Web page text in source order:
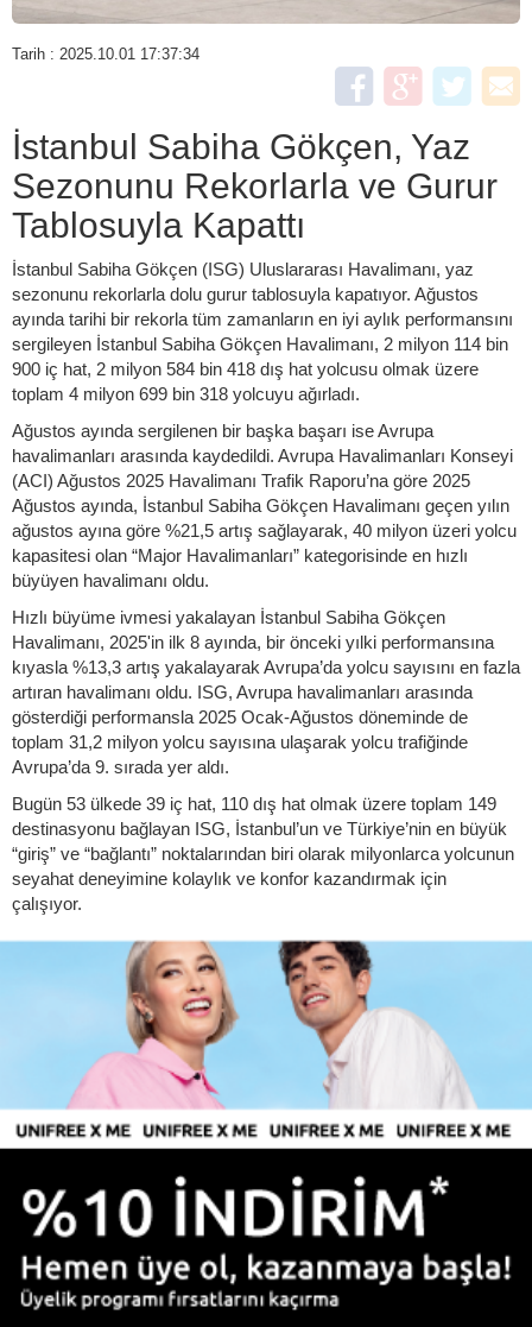
Tarih : 2025.10.01 17:37:34
İstanbul Sabiha Gökçen, Yaz
Sezonunu Rekorlarla ve Gurur
Tablosuyla Kapattı
İstanbul Sabiha Gökçen (ISG) Uluslararası Havalimanı, yaz
sezonunu rekorlarla dolu gurur tablosuyla kapatıyor. Ağustos
ayında tarihi bir rekorla tüm zamanların en iyi aylık performansını
sergileyen İstanbul Sabiha Gökçen Havalimanı, 2 milyon 114 bin
900 iç hat, 2 milyon 584 bin 418 dış hat yolcusu olmak üzere
toplam 4 milyon 699 bin 318 yolcuyu ağırladı.
Ağustos ayında sergilenen bir başka başarı ise Avrupa
havalimanları arasında kaydedildi. Avrupa Havalimanları Konseyi
(ACI) Ağustos 2025 Havalimanı Trafik Raporu’na göre 2025
Ağustos ayında, İstanbul Sabiha Gökçen Havalimanı geçen yılın
ağustos ayına göre %21,5 artış sağlayarak, 40 milyon üzeri yolcu
kapasitesi olan “Major Havalimanları” kategorisinde en hızlı
büyüyen havalimanı oldu.
Hızlı büyüme ivmesi yakalayan İstanbul Sabiha Gökçen
Havalimanı, 2025'in ilk 8 ayında, bir önceki yılki performansına
kıyasla %13,3 artış yakalayarak Avrupa’da yolcu sayısını en fazla
artıran havalimanı oldu. ISG, Avrupa havalimanları arasında
gösterdiği performansla 2025 Ocak-Ağustos döneminde de
toplam 31,2 milyon yolcu sayısına ulaşarak yolcu trafiğinde
Avrupa’da 9. sırada yer aldı.
Bugün 53 ülkede 39 iç hat, 110 dış hat olmak üzere toplam 149
destinasyonu bağlayan ISG, İstanbul’un ve Türkiye’nin en büyük
“giriş” ve “bağlantı” noktalarından biri olarak milyonlarca yolcunun
seyahat deneyimine kolaylık ve konfor kazandırmak için
çalışıyor.